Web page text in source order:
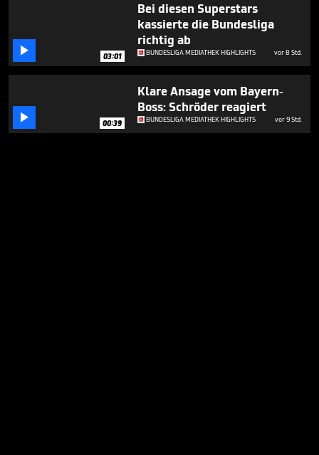
 03:01
Bei diesen Superstars
kassierte die Bundesliga
richtig ab
BUNDESLIGA MEDIATHEK HIGHLIGHTS vor 8 Std.
 00:39
Klare Ansage vom Bayern-
Boss: Schröder reagiert
BUNDESLIGA MEDIATHEK HIGHLIGHTS vor 9 Std.